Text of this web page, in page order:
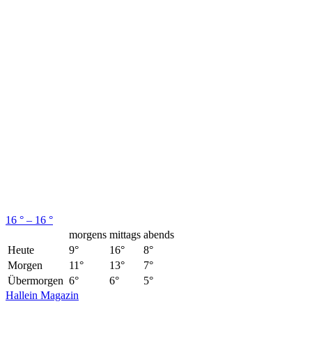
16 ° – 16 °
morgens mittags abends
Heute
9° 16°
8°
Morgen
11° 13°
7°
Übermorgen 6° 6°
5°
Hallein Magazin